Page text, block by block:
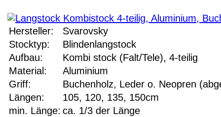
Hersteller:
Svarovsky
Stocktyp:
Blindenlangstock
Aufbau:
Kombi stock (Falt/Tele), 4-teilig
Material:
Aluminium
Griff:
Buchenholz, Leder o. Neopren
Längen:
105, 120, 135, 150cm
min. Länge: ca. 1/3 der Länge